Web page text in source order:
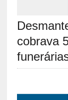
cobrava